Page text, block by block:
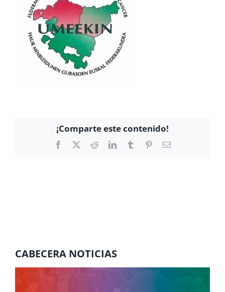
¡Comparte este contenido!
Facebook RedditLinkedInTumblr PinterestCorreo
CABECERA NOTICIAS